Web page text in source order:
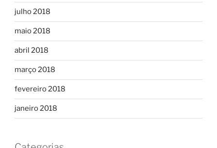
julho 2018
maio 2018
abril 2018
março 2018
fevereiro 2018
janeiro 2018